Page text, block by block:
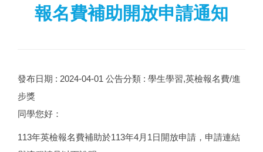
報名費補助開放申請通知
發布日期 : 2024-04-01 公告分類 : 學生學習,英檢報名費/進
步獎
同學您好：
113年英檢報名費補助於113年4月1日開放申請，申請連結